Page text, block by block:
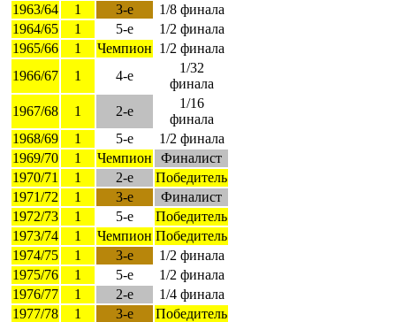
1963/64
1 3-е
1/8 финала
1964/65
1 5-е
1/2 финала
1965/66
1 Чемпион 1/2 финала
1966/67
1 4-е
1/32
финала
1967/68
1 2-е
1/16
финала
1968/69
1 5-е
1/2 финала
1969/70
1 Чемпион
Финалист
1970/71
1 2-е
Победитель
1971/72
1 3-е
Финалист
1972/73
1 5-е
Победитель
1973/74
1 Чемпион Победитель
1974/75
1 3-е
1/2 финала
1975/76
1 5-е
1/2 финала
1976/77
1 2-е
1/4 финала
1977/78
1 3-е
Победитель